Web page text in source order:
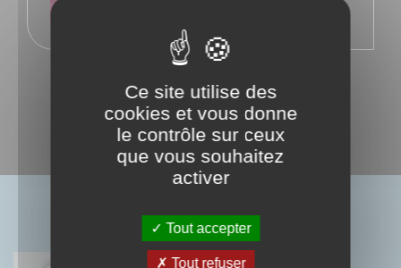
BIBLIOGRAPHIE
Ce site utilise des
cookies et vous donne
le contrôle sur ceux
que vous souhaitez
activer
Tout accepter
Tout refuser